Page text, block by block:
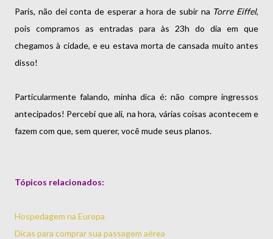
Paris, não dei conta de esperar a hora de subir na Torre Eiffel,
pois compramos as entradas para às 23h do dia em que
chegamos à cidade, e eu estava morta de cansada muito antes
disso!
Particularmente falando, minha dica é: não compre ingressos
antecipados! Percebi que ali, na hora, várias coisas acontecem e
fazem com que, sem querer, você mude seus planos.
Tópicos relacionados:
Hospedagem na Europa
Dicas para comprar sua passagem aérea